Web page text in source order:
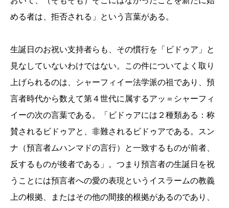
める者は、拒否される」という言葉がある。
生誕日のお祝い支持者らも、その慣行を「ビドゥア」と
見なしていないわけではない。この件についてよく取り
上げられるのは、シャーフィイー法学派の祖であり、預
言者時代から数えて第４世代に属するアッ＝シャーフィ
イーの次の言葉である。「ビドゥアには２種類ある：称
賛されるビドゥアと、非難されるビドゥアである。スン
ナ（預言者ムハンマドの言行）と一致するものが前者、
反するものが後者である」。つまり預言者の生誕日を祝
うことには預言者への愛の表現というイスラームの教義
上の根拠、またはその他の間接的根拠があるのであり、